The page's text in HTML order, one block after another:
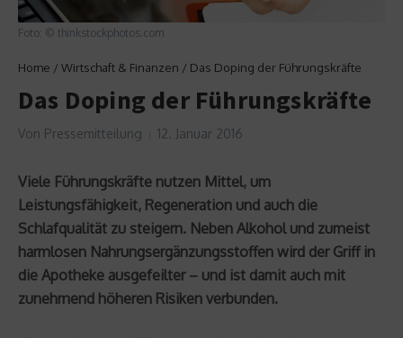
Foto: © thinkstockphotos.com
Home / Wirtschaft & Finanzen / Das Doping der Führungskräfte
Das Doping der Führungskräfte
Von Pressemitteilung 12. Januar 2016
Viele Führungskräfte nutzen Mittel, um
Leistungsfähigkeit, Regeneration und auch die
Schlafqualität zu steigern. Neben Alkohol und zumeist
harmlosen Nahrungsergänzungsstoffen wird der Griff in
die Apotheke ausgefeilter – und ist damit auch mit
zunehmend höheren Risiken verbunden.